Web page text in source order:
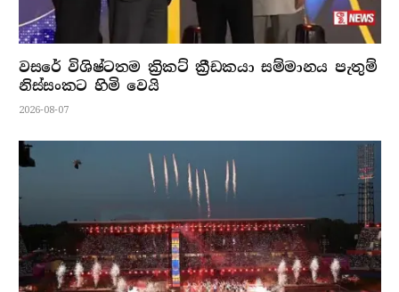
වසරේ විශිෂ්ටතම ක්‍රිකට් ක්‍රීඩකයා සම්මානය පැතුම්
නිස්සංකට හිමි වෙයි
2026-08-07